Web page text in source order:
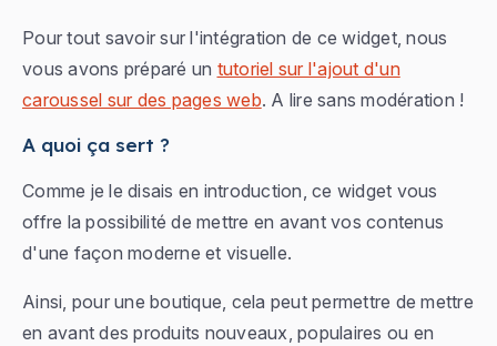
Pour tout savoir sur l'intégration de ce widget, nous
vous avons préparé un tutoriel sur l'ajout d'un
caroussel sur des pages web. A lire sans modération !
A quoi ça sert ?
Comme je le disais en introduction, ce widget vous
offre la possibilité de mettre en avant vos contenus
d'une façon moderne et visuelle.
Ainsi, pour une boutique, cela peut permettre de mettre
en avant des produits nouveaux, populaires ou en